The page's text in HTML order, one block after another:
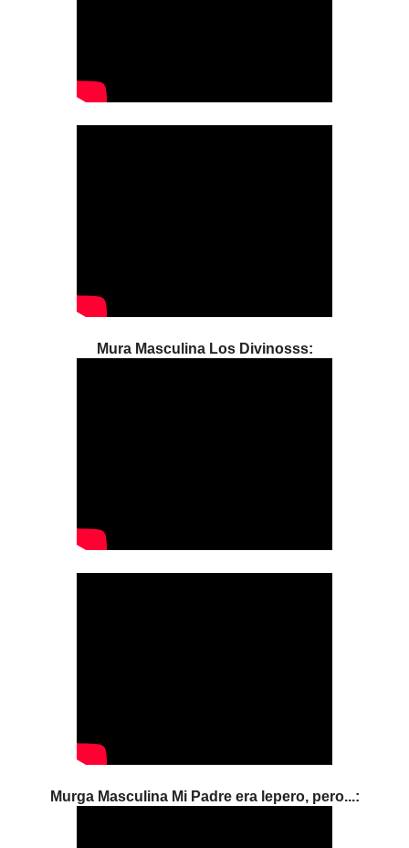
Mura Masculina Los Divinosss:
Murga Masculina Mi Padre era lepero, pero...: